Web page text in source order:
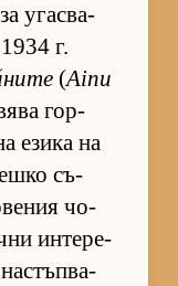
угас­ва­
г.
(Ainu
гор­
езика на
съ­
чо­
ин­те­ре­
нас­тъп­ва­